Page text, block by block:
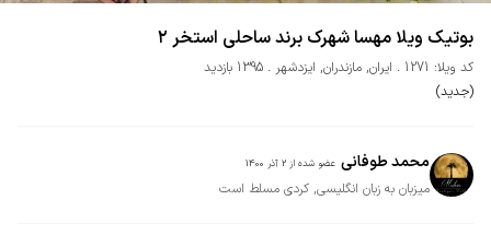
بوتیک‌ ویلا مهسا شهرک برند ساحلی استخر ۲
کد ویلا: 1271 ایران, مازندران, ایزدشهر
1395 بازدید
(جدید)
محمد طوفانی عضو شده از 2 آذر 1400
میزبان به زبان انگلیسی, کردی مسلط است